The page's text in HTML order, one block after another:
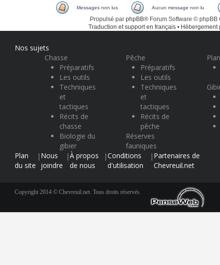
Messages non lus Aucun message non lu
Propulsé par phpBB® Forum Software © phpBB
Traduction et support en français • Hébergement
Nos sujets
Chasse
Préparatifs
Les outils
Techniques
et
tactiques
Récits de
chasse
Biologie du
gibier
Pêche
Préparatifs
Les outils
Techniques
et
tactiques
Récits de
pêche
Réserves
fauniques
Plan
du site
| Nous
joindre
|À propos
de nous
|Conditions
d'utilisation
| Partenaires de
Chevreuil.net
Copyright 2014 © Chevreuil.net. Tous droits réservés.